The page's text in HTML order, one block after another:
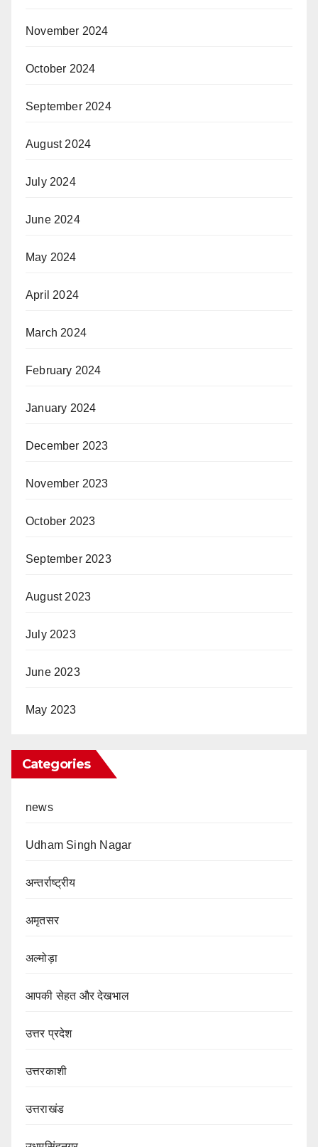
November 2024
October 2024
September 2024
August 2024
July 2024
June 2024
May 2024
April 2024
March 2024
February 2024
January 2024
December 2023
November 2023
October 2023
September 2023
August 2023
July 2023
June 2023
May 2023
Categories
news
Udham Singh Nagar
अन्तर्राष्ट्रीय
अमृतसर
अल्मोड़ा
आपकी सेहत और देखभाल
उत्तर प्रदेश
उत्तरकाशी
उत्तराखंड